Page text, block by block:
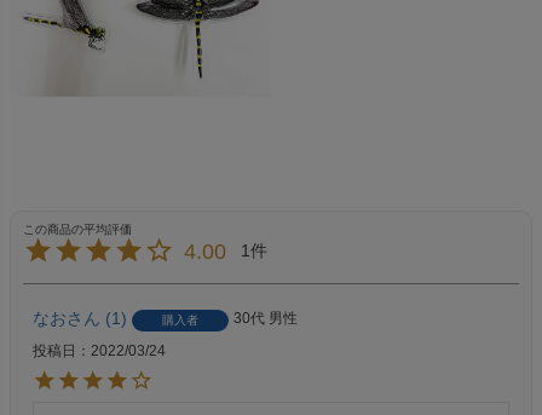
4.00 1
なお 1 購入者 30代 男性
投稿日
2022/03/24